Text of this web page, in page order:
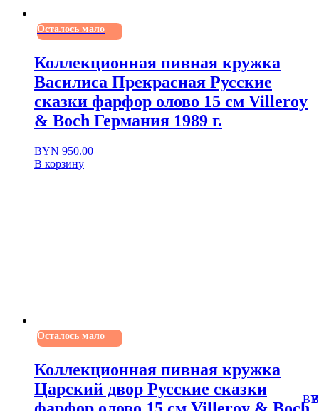
Осталось мало
Коллекционная пивная кружка
Василиса Прекрасная Русские
сказки фарфор олово 15 см Villeroy
& Boch Германия 1989 г.
BYN 950.00
В корзину
Осталось мало
Коллекционная пивная кружка
Царский двор Русские сказки